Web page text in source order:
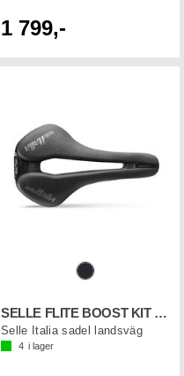
1 799,-
SELLE FLITE BOOST KIT CARBON SF
Selle Italia sadel landsväg
4 i lager